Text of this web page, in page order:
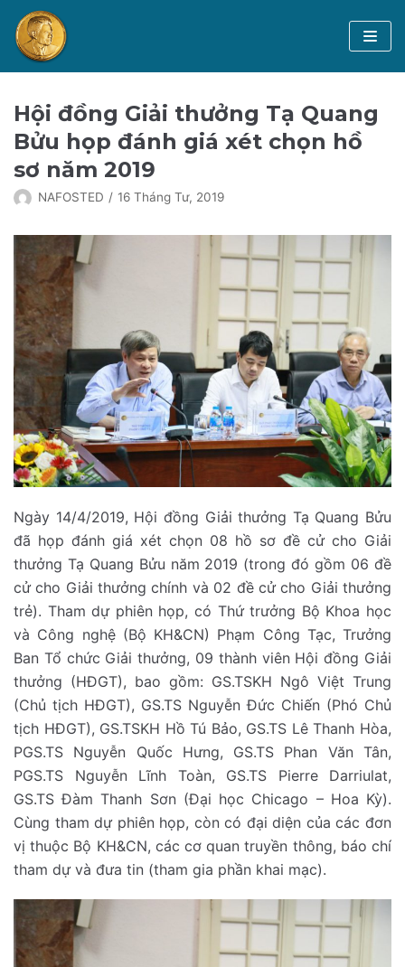
Chuyển
tới
nội
GS Tạ Quang Bửu
Hội đồng xét tặng Giải thưởng
Thông tin Giải thưởng Tạ Quang Bửu
Nhà khoa học đoạt Giải thưởng
Danh sách đề cử
Tin tức
Tiếng Việt
English
Hội đồng Giải thưởng Tạ Quang
Bửu họp đánh giá xét chọn hồ
sơ năm 2019
NAFOSTED 16 Tháng Tư, 2019
Ngày 14/4/2019, Hội đồng Giải thưởng Tạ Quang Bửu
đã họp đánh giá xét chọn 08 hồ sơ đề cử cho Giải
thưởng Tạ Quang Bửu năm 2019 (trong đó gồm 06 đề
cử cho Giải thưởng chính và 02 đề cử cho Giải thưởng
trẻ). Tham dự phiên họp, có Thứ trưởng Bộ Khoa học
và Công nghệ (Bộ KH&CN) Phạm Công Tạc, Trưởng
Ban Tổ chức Giải thưởng, 09 thành viên Hội đồng Giải
thưởng (HĐGT), bao gồm: GS.TSKH Ngô Việt Trung
(Chủ tịch HĐGT), GS.TS Nguyễn Đức Chiến (Phó Chủ
tịch HĐGT), GS.TSKH Hồ Tú Bảo, GS.TS Lê Thanh Hòa,
PGS.TS Nguyễn Quốc Hưng, GS.TS Phan Văn Tân,
PGS.TS Nguyễn Lĩnh Toàn, GS.TS Pierre Darriulat,
GS.TS Đàm Thanh Sơn (Đại học Chicago – Hoa Kỳ).
Cùng tham dự phiên họp, còn có đại diện của các đơn
vị thuộc Bộ KH&CN, các cơ quan truyền thông, báo chí
tham dự và đưa tin (tham gia phần khai mạc).